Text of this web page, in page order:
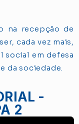
na recepção de
cada vez mais,
social em defesa
da sociedade.
-
2